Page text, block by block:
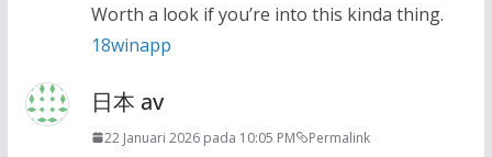
Worth a look if you’re into this kinda thing.
18winapp
日本 av
22 Januari 2026 pada 10:05 PM Permalink